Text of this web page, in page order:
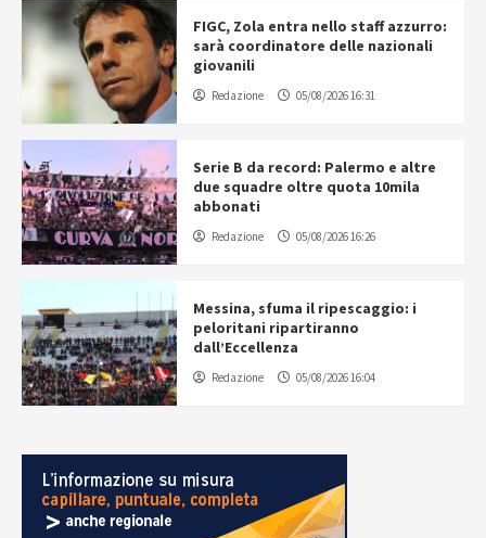
FIGC, Zola entra nello staff azzurro:
sarà coordinatore delle nazionali
giovanili
Redazione 05/08/2026 16:31
Serie B da record: Palermo e altre
due squadre oltre quota 10mila
abbonati
Redazione 05/08/2026 16:26
Messina, sfuma il ripescaggio: i
peloritani ripartiranno
dall’Eccellenza
Redazione 05/08/2026 16:04